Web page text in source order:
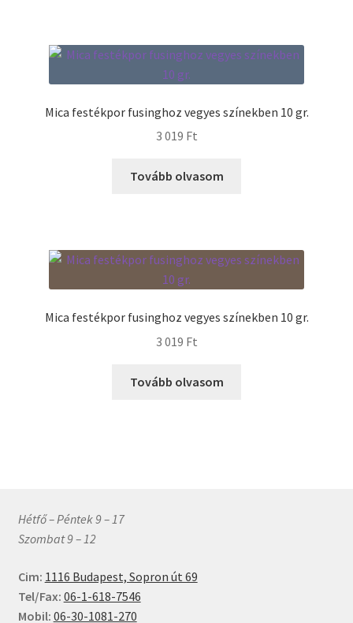
Mica festékpor fusinghoz vegyes színekben 10 gr.
3 019 Ft
Tovább olvasom
Mica festékpor fusinghoz vegyes színekben 10 gr.
3 019 Ft
Tovább olvasom
Hétfő – Péntek 9 – 17
Szombat 9 – 12
Cim: 1116 Budapest, Sopron út 69
Tel/Fax: 06-1-618-7546
Mobil: 06-30-1081-270